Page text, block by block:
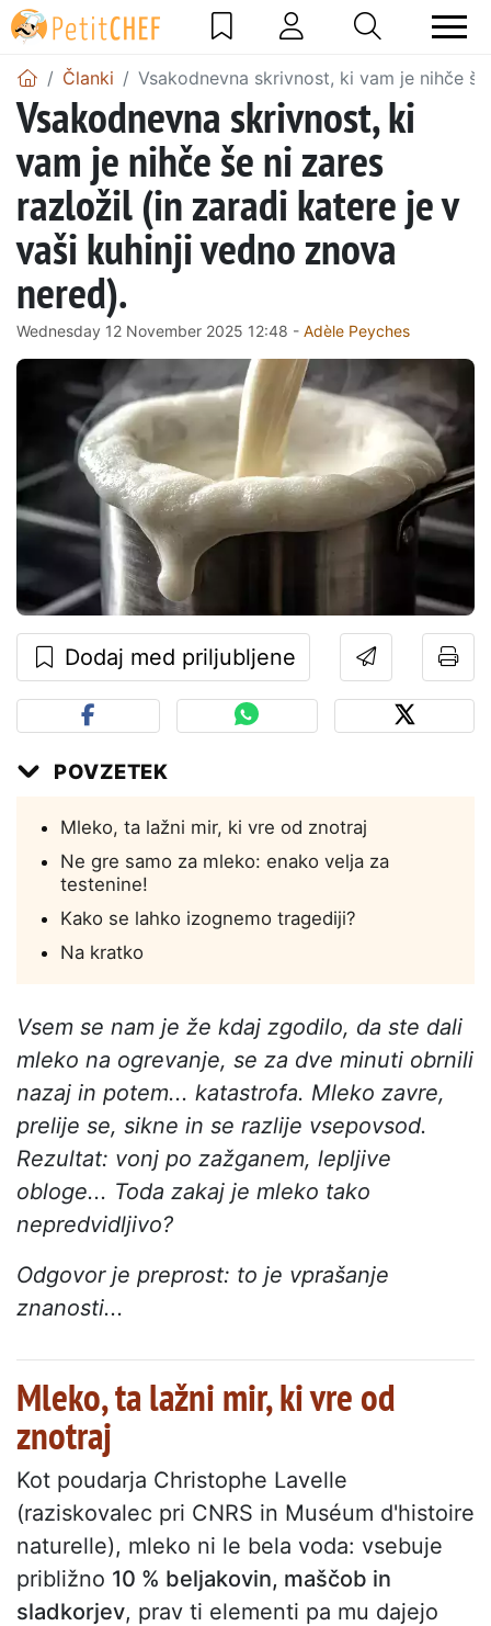
Članki Vsakodnevna skrivnost, ki vam je nihče
Vsakodnevna skrivnost, ki
vam je nihče še ni zares
razložil (in zaradi katere je v
vaši kuhinji vedno znova
nered).
Wednesday 12 November 2025 12:48 - Adèle Peyches
Dodaj med priljubljene
POVZETEK
Mleko, ta lažni mir, ki vre od znotraj
Ne gre samo za mleko: enako velja za
testenine!
Kako se lahko izognemo tragediji?
Na kratko
Vsem se nam je že kdaj zgodilo, da ste dali
mleko na ogrevanje, se za dve minuti obrnili
nazaj in potem... katastrofa. Mleko zavre,
prelije se, sikne in se razlije vsepovsod.
Rezultat: vonj po zažganem, lepljive
obloge... Toda zakaj je mleko tako
nepredvidljivo?
Odgovor je preprost: to je vprašanje
znanosti...
Mleko, ta lažni mir, ki vre od
znotraj
Kot poudarja Christophe Lavelle
(raziskovalec pri CNRS in Muséum d'histoire
naturelle), mleko ni le bela voda: vsebuje
približno 10 % beljakovin, maščob in
sladkorjev, prav ti elementi pa mu dajejo